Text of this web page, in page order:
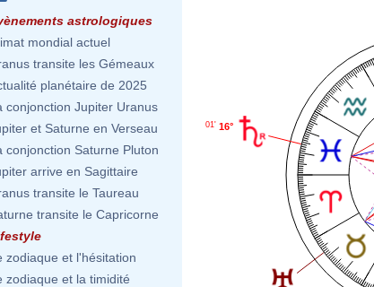
astrologiques
mondial actuel
transite les Gémeaux
planétaire de 2025
conjonction Jupiter Uranus
et Saturne en Verseau
conjonction Saturne Pluton
arrive en Sagittaire
transite le Taureau
transite le Capricorne
zodiaque et l'hésitation
zodiaque et la timidité
16°
01'